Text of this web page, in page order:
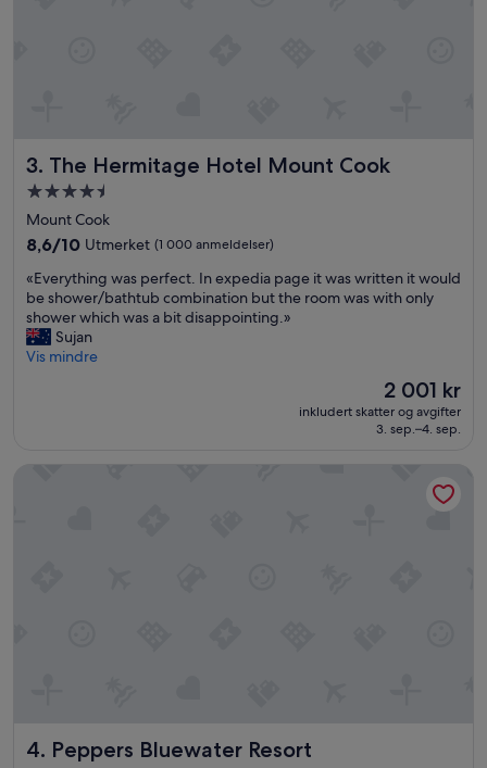
3. The Hermitage Hotel Mount Cook
The Hermitage Hotel Mount Cook
Overnattingssted
med
4.5
Mount Cook
8.6
10,
Utmerket,
(1 000
anmeldelser)
8,6/10 Utmerket (1 000 anmeldelser)
«
E
v
e
r
e
«Everything was perfect. In expedia page it was written it would
be shower/bathtub combination but the room was with only
shower which was a bit disappointing.»
Sujan
Vis mindre
Prisen
er
2 001 kr
2 001 kr
inkludert skatter og avgifter
3. sep.–4. sep.
4. Peppers Bluewater Resort
Peppers Bluewater Resort